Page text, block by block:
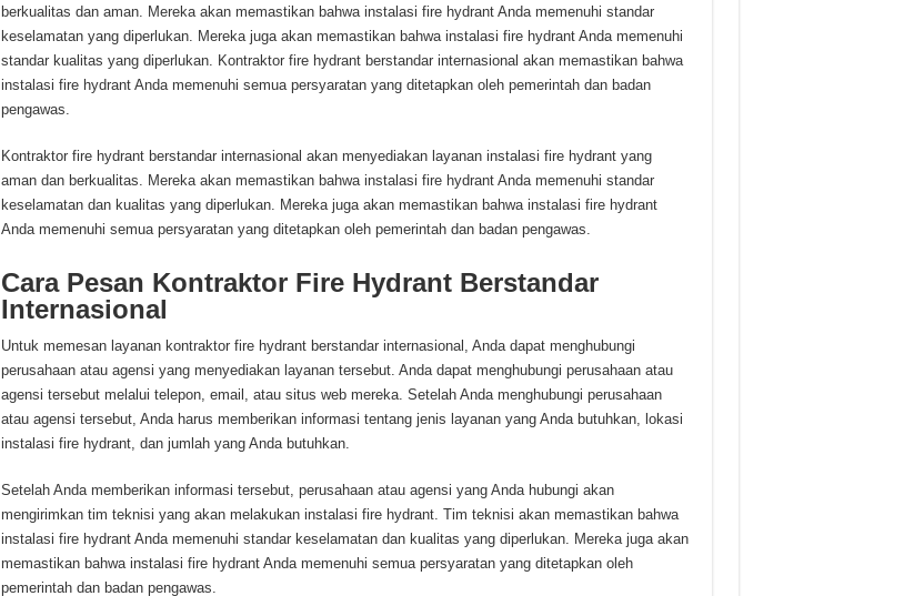
berkualitas dan aman. Mereka akan memastikan bahwa instalasi fire hydrant Anda memenuhi standar
keselamatan yang diperlukan. Mereka juga akan memastikan bahwa instalasi fire hydrant Anda memenuhi
standar kualitas yang diperlukan. Kontraktor fire hydrant berstandar internasional akan memastikan bahwa
instalasi fire hydrant Anda memenuhi semua persyaratan yang ditetapkan oleh pemerintah dan badan
pengawas.
Kontraktor fire hydrant berstandar internasional akan menyediakan layanan instalasi fire hydrant yang
aman dan berkualitas. Mereka akan memastikan bahwa instalasi fire hydrant Anda memenuhi standar
keselamatan dan kualitas yang diperlukan. Mereka juga akan memastikan bahwa instalasi fire hydrant
Anda memenuhi semua persyaratan yang ditetapkan oleh pemerintah dan badan pengawas.
Cara Pesan Kontraktor Fire Hydrant Berstandar
Internasional
Untuk memesan layanan kontraktor fire hydrant berstandar internasional, Anda dapat menghubungi
perusahaan atau agensi yang menyediakan layanan tersebut. Anda dapat menghubungi perusahaan atau
agensi tersebut melalui telepon, email, atau situs web mereka. Setelah Anda menghubungi perusahaan
atau agensi tersebut, Anda harus memberikan informasi tentang jenis layanan yang Anda butuhkan, lokasi
instalasi fire hydrant, dan jumlah yang Anda butuhkan.
Setelah Anda memberikan informasi tersebut, perusahaan atau agensi yang Anda hubungi akan
mengirimkan tim teknisi yang akan melakukan instalasi fire hydrant. Tim teknisi akan memastikan bahwa
instalasi fire hydrant Anda memenuhi standar keselamatan dan kualitas yang diperlukan. Mereka juga akan
memastikan bahwa instalasi fire hydrant Anda memenuhi semua persyaratan yang ditetapkan oleh
pemerintah dan badan pengawas.